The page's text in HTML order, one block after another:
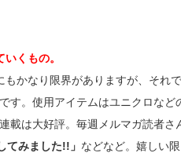
くもの。
かなり限界がありますが、それ
す。使用アイテムはユニクロなど
載は大好評。毎週メルマガ読者さ
てみました!!」 などなど。嬉しい限